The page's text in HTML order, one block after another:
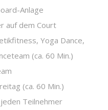
Anlage
auf dem Court
Yoga Dance,
(ca. 60 Min.)
(ca. 60 Min.)
Teilnehmer